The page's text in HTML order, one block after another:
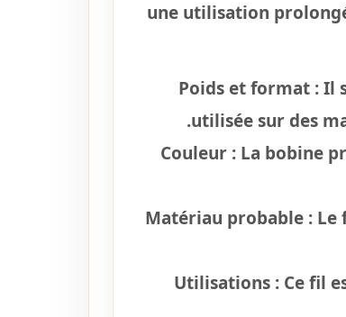
une utilisation
Poids et format :Il
utilisée sur des
Couleur : La bobine
Matériau probable : Le
Utilisations : Ce fil